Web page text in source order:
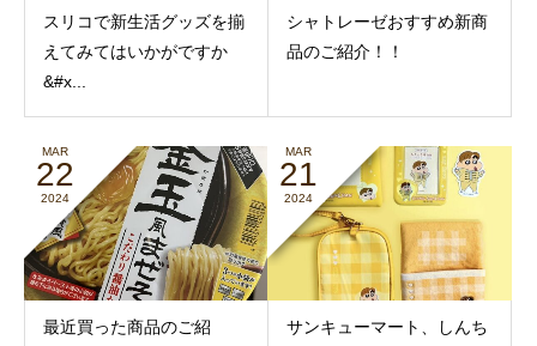
スリコで新生活グッズを揃
えてみてはいかがですか
&#x...
シャトレーゼおすすめ新商
品のご紹介！！
MAR
22
2024
最近買った商品のご紹
MAR
21
2024
サンキューマート、しんち